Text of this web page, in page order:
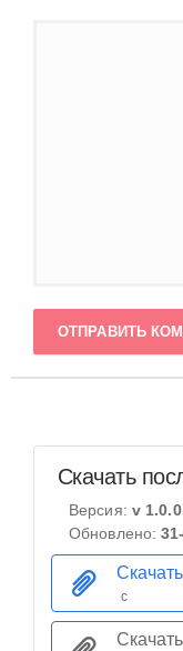
ОТПРАВИТЬ
Скачать
Версия: v
Обновлено:
с